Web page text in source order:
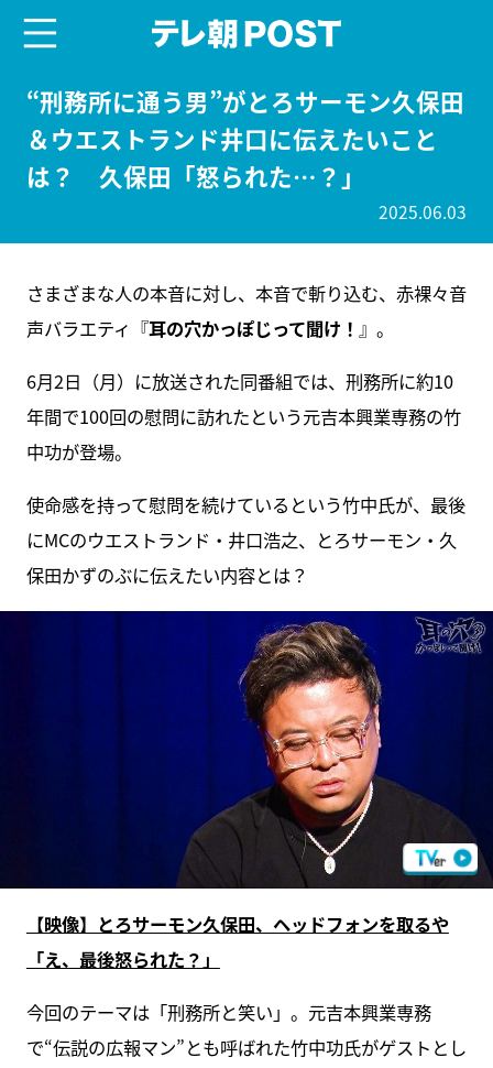
“刑務所に通う男”がとろサーモン久保田
＆ウエストランド井口に伝えたいこと
は？ 久保田「怒られた…？」
2025.06.03
さまざまな人の本音に対し、本音で斬り込む、赤裸々音
声バラエティ『耳の穴かっぽじって聞け！ 』。
6月2日（月）に放送された同番組では、刑務所に約10
年間で100回の慰問に訪れたという元吉本興業専務の竹
中功が登場。
使命感を持って慰問を続けているという竹中氏が、最後
にMCのウエストランド・井口浩之、とろサーモン・久
保田かずのぶに伝えたい内容とは？
【映像】とろサーモン久保田、ヘッドフォンを取るや
「え、最後怒られた？」
今回のテーマは「刑務所と笑い」。元吉本興業専務
で“伝説の広報マン”とも呼ばれた竹中功氏がゲストとし